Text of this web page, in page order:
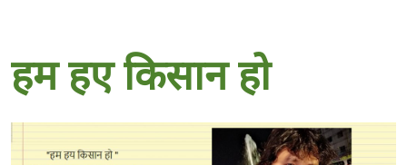
हम हए किसान हाे